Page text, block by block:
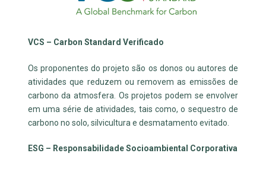
VCS – Carbon Standard Verificado
Os proponentes do projeto são os donos ou autores de
atividades que reduzem ou removem as emissões de
carbono da atmosfera. Os projetos podem se envolver
em uma série de atividades, tais como, o sequestro de
carbono no solo, silvicultura e desmatamento evitado.
ESG – Responsabilidade Socioambiental Corporativa